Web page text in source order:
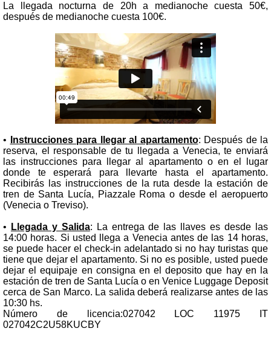
La llegada nocturna de 20h a medianoche cuesta 50€,
después de medianoche cuesta 100€.
• Instrucciones para llegar al apartamento: Después de la
reserva, el responsable de tu llegada a Venecia, te enviará
las instrucciones para llegar al apartamento o en el lugar
donde te esperará para llevarte hasta el apartamento.
Recibirás las instrucciones de la ruta desde la estación de
tren de Santa Lucía, Piazzale Roma o desde el aeropuerto
(Venecia o Treviso).
• Llegada y Salida: La entrega de las llaves es desde las
14:00 horas. Si usted llega a Venecia antes de las 14 horas,
se puede hacer el check-in adelantado si no hay turistas que
tiene que dejar el apartamento. Si no es posible, usted puede
dejar el equipaje en consigna en el deposito que hay en la
estación de tren de Santa Lucía o en Venice Luggage Deposit
cerca de San Marco. La salida deberá realizarse antes de las
10:30 hs.
Número de licencia:027042 LOC 11975 IT
027042C2U58KUCBY